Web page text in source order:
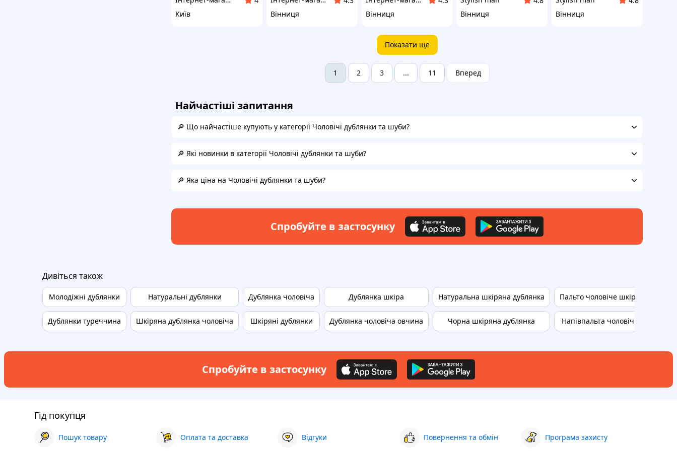
Київ
Вінниця
Вінниця
Вінниця
Вінниця
Показати ще
1 2 3 ... 11 Вперед
Найчастіші запитання
🔎 Що найчастіше купують у категорії Чоловічі дублянки та шуби?
🔎 Які новинки в категорії Чоловічі дублянки та шуби?
🔎 Яка ціна на Чоловічі дублянки та шуби?
Спробуйте в застосунку
Дивіться також
Молодіжні дублянки
Дублянки туреччина
Натуральні дублянки
Шкіряна дублянка чоловіча
Дублянка чоловіча
Шкіряні дублянки
Дублянка шкіра
Дублянка чоловіча овчина
Натуральна шкіряна дублянка
Чорна шкіряна дублянка
Пальто чоловіче шкіряне
Напівпальта чоловічі 56
Спробуйте в застосунку
Гід покупця
Пошук товару Оплата та доставка Відгуки Повернення та обмін Програма захисту